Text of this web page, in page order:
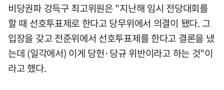
비당권파 강득구 최고위원은 "지난해 임시 전당대회를
할 때 선호투표제로 한다고 당무위에서 의결이 됐다. 그
입장을 갖고 전준위에서 선호투표제를 한다고 결론을 냈
는데 (일각에서) 이게 당헌·당규 위반이라고 하는 것"이
라고 했다.